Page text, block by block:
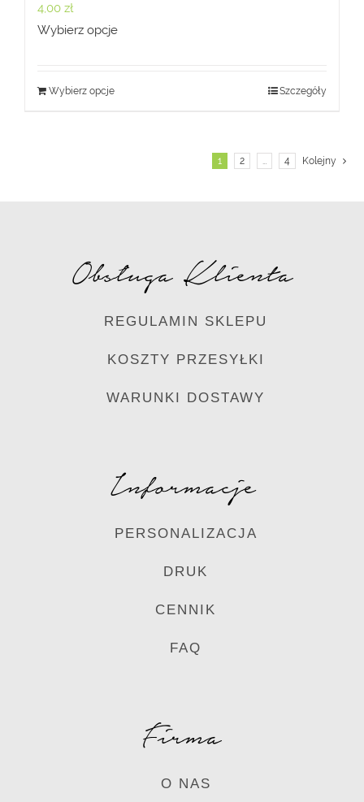
4,00 zł
Wybierz opcje
Wybierz opcje Szczegóły
1 2 … 4 Kolejny
Obsługa Klienta
REGULAMIN SKLEPU
KOSZTY PRZESYŁKI
WARUNKI DOSTAWY
Informacje
PERSONALIZACJA
DRUK
CENNIK
FAQ
Firma
O NAS